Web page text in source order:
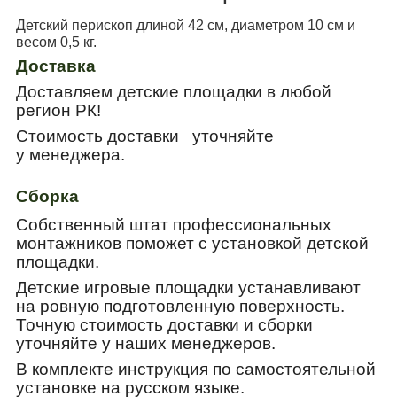
Детский перископ длиной 42 см, диаметром 10 см и
весом 0,5 кг.
Доставка
Доставляем детские площадки в любой
регион РК!
Стоимость доставки уточняйте
у менеджера.
Сборка
Собственный штат профессиональных
монтажников поможет с установкой детской
площадки.
Детские игровые площадки устанавливают
на ровную подготовленную поверхность.
Точную стоимость доставки и сборки
уточняйте у наших менеджеров.
В комплекте инструкция по самостоятельной
установке на русском языке.